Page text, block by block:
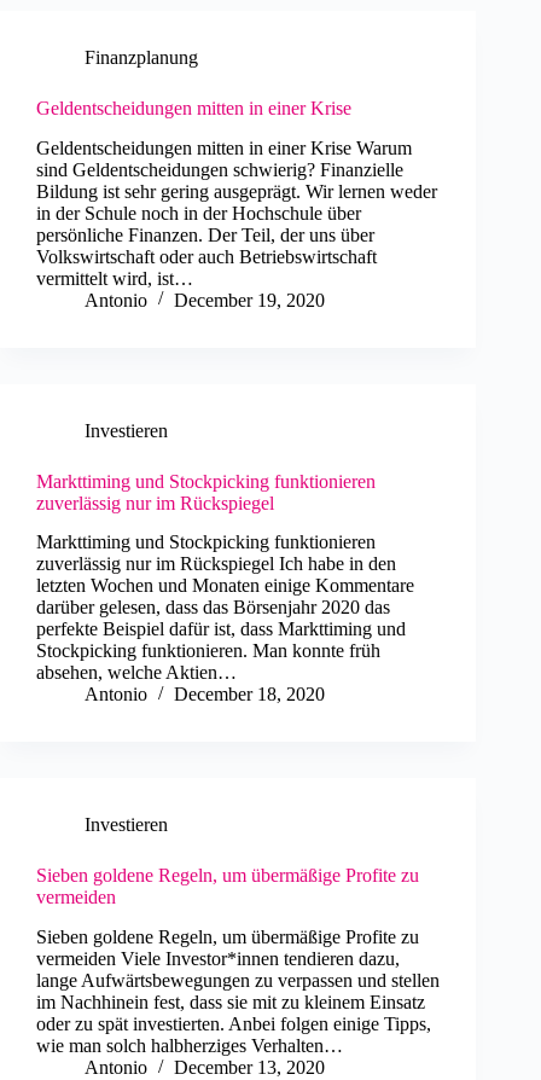
Finanzplanung
Geldentscheidungen mitten in einer Krise
Geldentscheidungen mitten in einer Krise Warum
sind Geldentscheidungen schwierig? Finanzielle
Bildung ist sehr gering ausgeprägt. Wir lernen weder
in der Schule noch in der Hochschule über
persönliche Finanzen. Der Teil, der uns über
Volkswirtschaft oder auch Betriebswirtschaft
vermittelt wird, ist…
Antonio
December 19, 2020
Investieren
Markttiming und Stockpicking funktionieren
zuverlässig nur im Rückspiegel
Markttiming und Stockpicking funktionieren
zuverlässig nur im Rückspiegel Ich habe in den
letzten Wochen und Monaten einige Kommentare
darüber gelesen, dass das Börsenjahr 2020 das
perfekte Beispiel dafür ist, dass Markttiming und
Stockpicking funktionieren. Man konnte früh
absehen, welche Aktien…
Antonio
December 18, 2020
Investieren
Sieben goldene Regeln, um übermäßige Profite zu
vermeiden
Sieben goldene Regeln, um übermäßige Profite zu
vermeiden Viele Investor*innen tendieren dazu,
lange Aufwärtsbewegungen zu verpassen und stellen
im Nachhinein fest, dass sie mit zu kleinem Einsatz
oder zu spät investierten. Anbei folgen einige Tipps,
wie man solch halbherziges Verhalten…
Antonio
December 13, 2020